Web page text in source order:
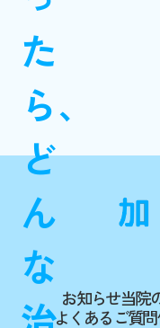
た
ら、
ど
ん
な
お知らせ当院
よくあるご質問